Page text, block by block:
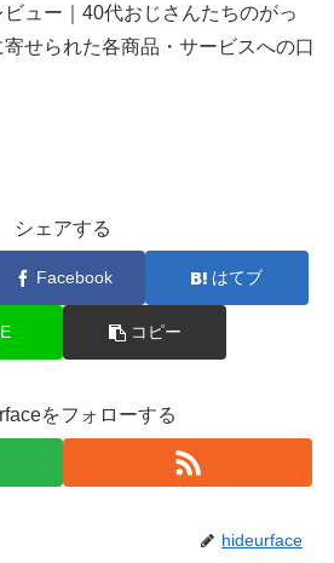
ュー｜40代おじさんたちのがっ
せられた各商品・サービスへの口
シェアする
Facebook はてブ
コピー
をフォローする
hideurface